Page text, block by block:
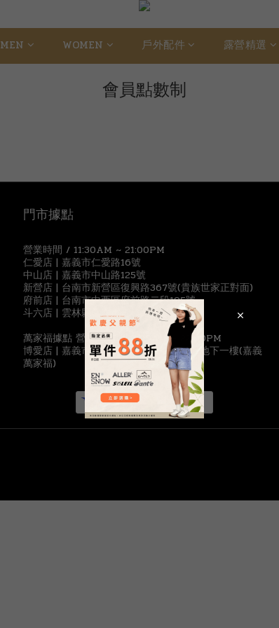
MEN WOMEN 戶外配件 露營精選
會員點數制
門市據點
營業時間 / 11:30AM ~ 21:00PM
仁愛店 | 嘉義市仁愛路16號
中山店 | 嘉義市中山路125號
新營店 | 台南市新營區復興路367號(貴族世家正對面)
府前店 | 台南市中西區府前路二段195號
斗六店 | 雲林縣斗六市雲林路二段90號
萬家福據點 營業時間 / 10:00AM ~ 22:00PM
博愛店 | 嘉義市西區博愛路二段461號 F1地下一樓(嘉義
萬家福)